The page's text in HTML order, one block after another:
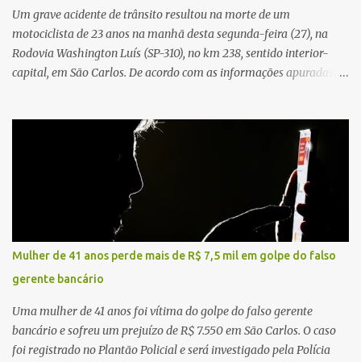
já apresentava antes do furto. O carro possui seguro e, segundo a
v...
Um grave acidente de trânsito resultou na morte de um
motociclista de 23 anos na manhã desta segunda-feira (27), na
Rodovia Washington Luís (SP-310), no km 238, sentido interior-
capital, em São Carlos. De acordo com as informações apuradas no
veículo, o trânsito estava lento e congestionado devido a obras
realizadas na rodovia, momento em que ocorreu o impacto. Com
a violência da colisão, o motociclista foi arremessado ao solo.
Testemunhas relataram que o capacete teria se desprendido
durante o acidente. O jovem sofreu ferimentos gravíssimos e
morreu ainda no local. Equipes de resgate e de atendimento da
concessionária responsável pela rodovia foram acionadas e
realizaram a sinalização da via, além de prestarem socorro à
vítima. No entanto, o óbito foi constatado ainda no local do
acidente. A Polícia Militar Rodoviária compareceu para o registro
da ocorrência...
Mulher de 41 anos perde mais de R$ 7,5 mil em golpe do falso
gerente bancário
Uma mulher de 41 anos foi vítima do golpe do falso gerente
bancário e sofreu um prejuízo de R$ 7.550 em São Carlos. O caso
foi registrado no Plantão Policial e será investigado pela Polícia